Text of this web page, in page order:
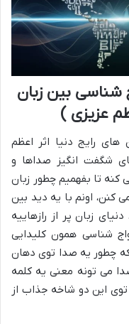
شناسی بین زبان
عزیزی )
رایج دنیا اثر اعظم
شگفت انگیز صداها و
کنه تا بفهمیم چطور زبان
کنن، اونم با یه دید بین
زبان پر از رازهاییه
شناسی همون کلیدایی
چطور یه صدا توی دهان
می تونه معنی یه کلمه
این دو شاخه جذاب از